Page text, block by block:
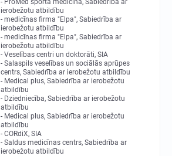
ProMed sporta medicīna, Sabiedrība ar
ierobežotu atbildību
medicīnas firma "Elpa", Sabiedrība ar
ierobežotu atbildību
medicīnas firma "Elpa", Sabiedrība ar
ierobežotu atbildību
Veselības centri un doktorāti, SIA
Salaspils veselības un sociālās aprūpes
centrs, Sabiedrība ar ierobežotu atbildību
Medical plus, Sabiedrība ar ierobežotu
atbildību
Dziedniecība, Sabiedrība ar ierobežotu
atbildību
Medical plus, Sabiedrība ar ierobežotu
atbildību
CORdiX, SIA
Saldus medicīnas centrs, Sabiedrība ar
ierobežotu atbildību